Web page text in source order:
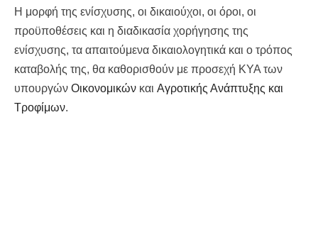
Η μορφή της ενίσχυσης, οι δικαιούχοι, οι όροι, οι
προϋποθέσεις και η διαδικασία χορήγησης της
ενίσχυσης, τα απαιτούμενα δικαιολογητικά και ο τρόπος
καταβολής της, θα καθορισθούν με προσεχή ΚΥΑ των
υπουργών Οικονομικών και Αγροτικής Ανάπτυξης και
Τροφίμων.